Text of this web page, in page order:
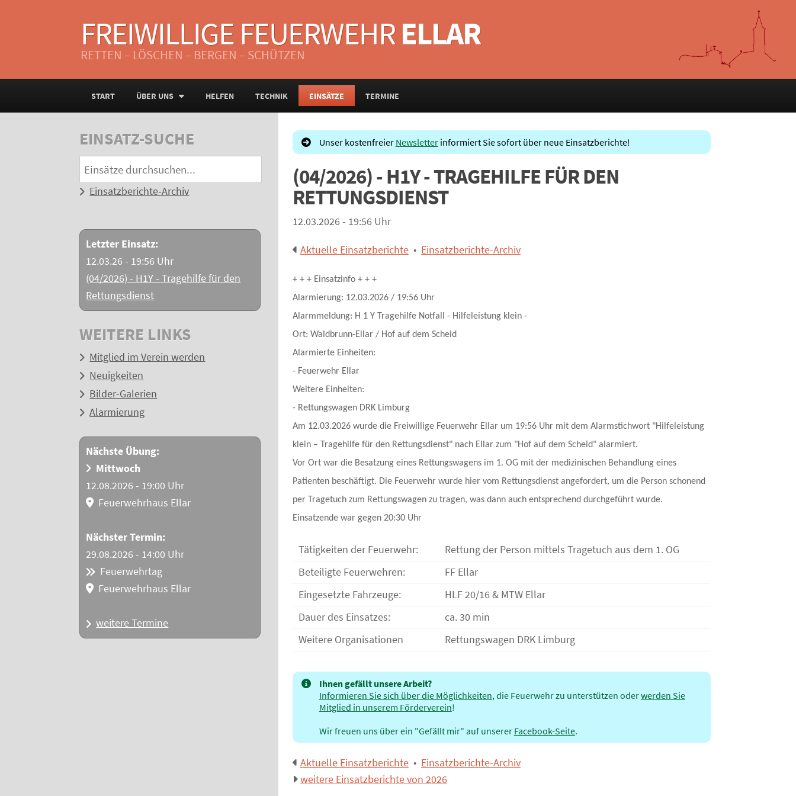
FREIWILLIGE FEUERWEHRELLAR
RETTEN – LÖSCHEN – BERGEN – SCHÜTZEN
START ÜBER UNS HELFEN TECHNIK EINSÄTZE TERMINE
EINSATZ-SUCHE
Einsatzberichte-Archiv
Letzter Einsatz:
12.03.26 - 19:56 Uhr
(04/2026) - H1Y - Tragehilfe für den
Rettungsdienst
WEITERE LINKS
Mitglied im Verein werden
Neuigkeiten
Bilder-Galerien
Alarmierung
Nächste Übung:
Mittwoch
12.08.2026 - 19:00 Uhr
Feuerwehrhaus Ellar
Nächster Termin:
29.08.2026 - 14:00 Uhr
Feuerwehrtag
Feuerwehrhaus Ellar
weitere Termine
Unser kostenfreier Newsletterinformiert Sie sofort über neue Einsatzberichte!
(04/2026) - H1Y - TRAGEHILFE FÜR DEN
RETTUNGSDIENST
12.03.2026 - 19:56 Uhr
Aktuelle Einsatzberichte• Einsatzberichte-Archiv
+ + + Einsatzinfo + + +
Alarmierung: 12.03.2026 / 19:56 Uhr
Alarmmeldung: H 1 Y Tragehilfe Notfall - Hilfeleistung klein -
Ort: Waldbrunn-Ellar / Hof auf dem Scheid
Alarmierte Einheiten:
- Feuerwehr Ellar
Weitere Einheiten:
- Rettungswagen DRK Limburg
Am 12.03.2026 wurde die Freiwillige Feuerwehr Ellar um 19:56 Uhr mit dem Alarmstichwort "Hilfeleistung
klein – Tragehilfe für den Rettungsdienst" nach Ellar zum "Hof auf dem Scheid" alarmiert.
Vor Ort war die Besatzung eines Rettungswagens im 1. OG mit der medizinischen Behandlung eines
Patienten beschäftigt. Die Feuerwehr wurde hier vom Rettungsdienst angefordert, um die Person schonend
per Tragetuch zum Rettungswagen zu tragen, was dann auch entsprechend durchgeführt wurde.
Einsatzende war gegen 20:30 Uhr
Tätigkeiten der Feuerwehr:
Rettung der Person mittels Tragetuch aus dem 1. OG
Beteiligte Feuerwehren:
FF Ellar
Eingesetzte Fahrzeuge:
HLF 20/16 & MTW Ellar
Dauer des Einsatzes:
ca. 30 min
Weitere Organisationen
Rettungswagen DRK Limburg
Ihnen gefällt unsere Arbeit?
Informieren Sie sich über die Möglichkeiten, die Feuerwehr zu unterstützen oderwerden Sie
Mitglied in unserem Förderverein!
Wir freuen uns über ein "Gefällt mir" auf unserer Facebook-Seite.
Aktuelle Einsatzberichte• Einsatzberichte-Archiv
weitere Einsatzberichte von 2026